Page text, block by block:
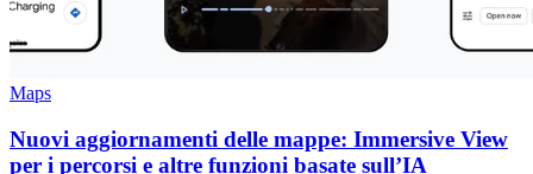
Maps
Nuovi aggiornamenti delle mappe: Immersive View
per i percorsi e altre funzioni basate sull’IA